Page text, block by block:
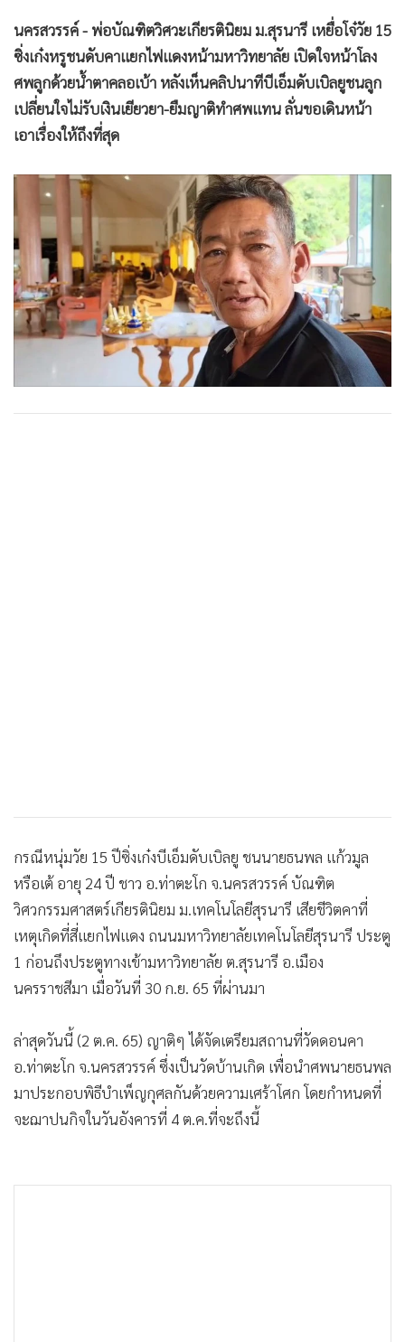
• จีน
• ชุมชน-คุณภาพชีวิต
• อาชญากรรม
• Motoring
• เกม
• วิทยาศาสตร์
SMEs
•
อินโดจีน
• กองทุนรวม
• Celeb Online
• Factcheck
ญี่ปุ่น
นครสวรรค์ - พ่อบัณฑิตวิศวะเกียรตินิยม ม.สุรนารี เหยื่อโจ๋วัย 15
ซิ่งเก๋งหรูชนดับคาแยกไฟแดงหน้ามหาวิทยาลัย เปิดใจหน้าโลง
ศพลูกด้วยน้ำตาคลอเบ้า หลังเห็นคลิปนาทีบีเอ็มดับเบิลยูชนลูก
เปลี่ยนใจไม่รับเงินเยียวยา-ยืมญาติทำศพแทน ลั่นขอเดินหน้า
เอาเรื่องให้ถึงที่สุด
กรณีหนุ่มวัย 15 ปีซิ่งเก๋งบีเอ็มดับเบิลยู ชนนายธนพล แก้วมูล
หรือเต้ อายุ 24 ปี ชาว อ.ท่าตะโก จ.นครสวรรค์ บัณฑิต
วิศวกรรมศาสตร์เกียรตินิยม ม.เทคโนโลยีสุรนารี เสียชีวิตคาที่
เหตุเกิดที่สี่แยกไฟแดง ถนนมหาวิทยาลัยเทคโนโลยีสุรนารี ประตู
1 ก่อนถึงประตูทางเข้ามหาวิทยาลัย ต.สุรนารี อ.เมือง
นครราชสีมา เมื่อวันที่ 30 ก.ย. 65 ที่ผ่านมา
ล่าสุดวันนี้ (2 ต.ค. 65) ญาติๆ ได้จัดเตรียมสถานที่วัดดอนคา
อ.ท่าตะโก จ.นครสวรรค์ ซึ่งเป็นวัดบ้านเกิด เพื่อนำศพนายธนพล
มาประกอบพิธีบำเพ็ญกุศลกันด้วยความเศร้าโศก โดยกำหนดที่
จะฌาปนกิจในวันอังคารที่ 4 ต.ค.ที่จะถึงนี้